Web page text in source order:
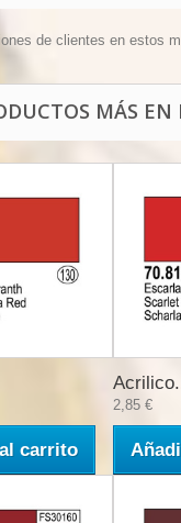
de clientes en estos
MÁS
carrito
2,85 €